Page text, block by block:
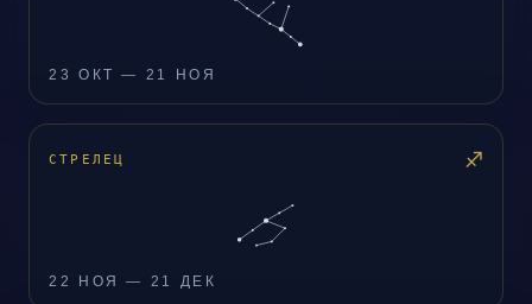
23 ОКТ — 21 НОЯ
СТРЕЛЕЦ ♐
22 НОЯ — 21 ДЕК